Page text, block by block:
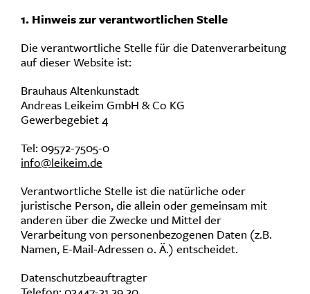
1. Hinweis zur verantwortlichen Stelle
Die verantwortliche Stelle für die Datenverarbeitung
auf dieser Website ist:
Brauhaus Altenkunstadt
Andreas Leikeim GmbH & Co KG
Gewerbegebiet 4
Tel: 09572-7505-0
info@leikeim.de
Verantwortliche Stelle ist die natürliche oder
juristische Person, die allein oder gemeinsam mit
anderen über die Zwecke und Mittel der
Verarbeitung von personenbezogenen Daten (z.B.
Namen, E-Mail-Adressen o. Ä.) entscheidet.
Datenschutzbeauftragter